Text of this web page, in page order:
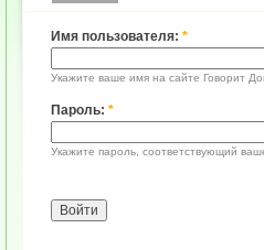
Имя пользователя: *
Укажите ваше имя на сайте Говорит
Пароль: *
Укажите пароль, соответствующий